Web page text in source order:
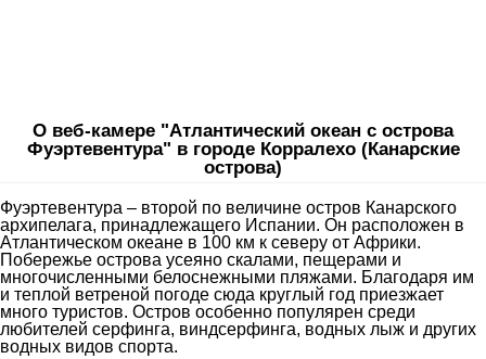
О веб-камере "Атлантический океан с острова
Фуэртевентура" в городе Корралехо (Канарские
острова)
Фуэртевентура – второй по величине остров Канарского
архипелага, принадлежащего Испании. Он расположен в
Атлантическом океане в 100 км к северу от Африки.
Побережье острова усеяно скалами, пещерами и
многочисленными белоснежными пляжами. Благодаря им
и теплой ветреной погоде сюда круглый год приезжает
много туристов. Остров особенно популярен среди
любителей серфинга, виндсерфинга, водных лыж и других
водных видов спорта.